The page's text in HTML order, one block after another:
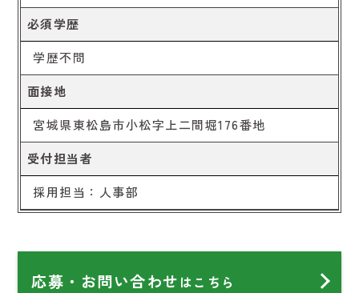
必須学歴
学歴不問
面接地
宮城県東松島市小松字上二間堀176番地
受付担当者
採用担当：人事部
応募・お問い合わせ はこちら